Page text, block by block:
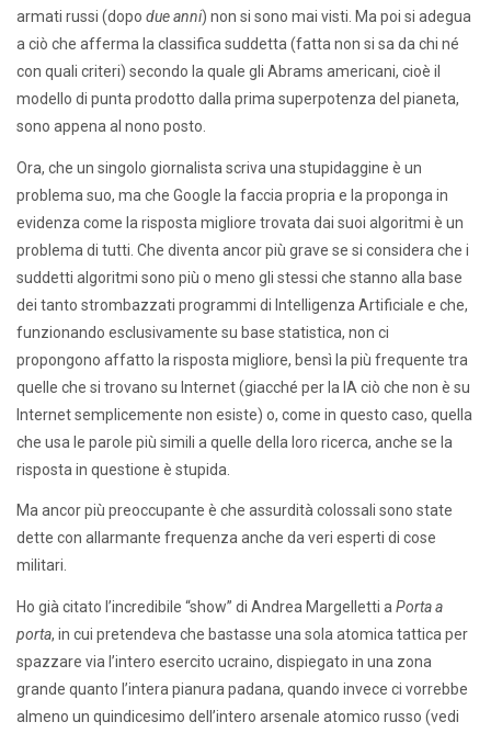
armati russi (dopo due anni) non si sono mai visti. Ma poi si adegua
a ciò che afferma la classifica suddetta (fatta non si sa da chi né
con quali criteri) secondo la quale gli Abrams americani, cioè il
modello di punta prodotto dalla prima superpotenza del pianeta,
sono appena al nono posto.
Ora, che un singolo giornalista scriva una stupidaggine è un
problema suo, ma che Google la faccia propria e la proponga in
evidenza come la risposta migliore trovata dai suoi algoritmi è un
problema di tutti. Che diventa ancor più grave se si considera che i
suddetti algoritmi sono più o meno gli stessi che stanno alla base
dei tanto strombazzati programmi di Intelligenza Artificiale e che,
funzionando esclusivamente su base statistica, non ci
propongono affatto la risposta migliore, bensì la più frequente tra
quelle che si trovano su Internet (giacché per la IA ciò che non è su
Internet semplicemente non esiste) o, come in questo caso, quella
che usa le parole più simili a quelle della loro ricerca, anche se la
risposta in questione è stupida.
Ma ancor più preoccupante è che assurdità colossali sono state
dette con allarmante frequenza anche da veri esperti di cose
militari.
Ho già citato l’incredibile “show” di Andrea Margelletti a Porta a
porta, in cui pretendeva che bastasse una sola atomica tattica per
spazzare via l’intero esercito ucraino, dispiegato in una zona
grande quanto l’intera pianura padana, quando invece ci vorrebbe
almeno un quindicesimo dell’intero arsenale atomico russo (vedi